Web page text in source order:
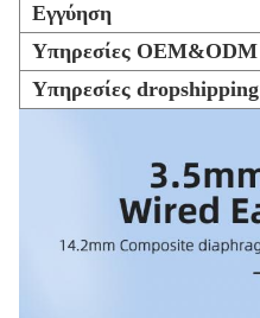
Εγγύηση
Υπηρεσίες OEM&ODM
Υπηρεσίες dropshipping